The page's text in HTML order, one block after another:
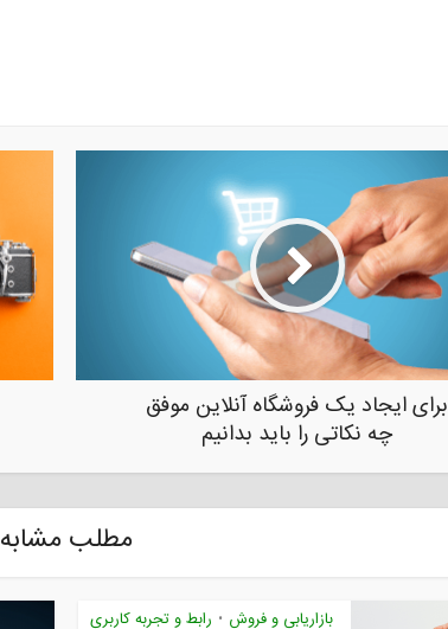
برای ایجاد یک فروشگاه آنلاین موفق
چه نکاتی را باید بدانیم
مطلب مشابه
بازاریابی و فروش • رابط و تجربه کاربری